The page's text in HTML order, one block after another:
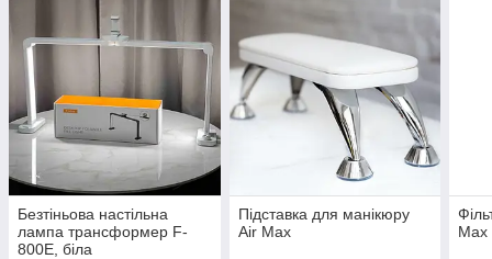
Безтіньова настільна
лампа трансформер F-
800E, біла
Підставка для манікюру
Air Max
Max